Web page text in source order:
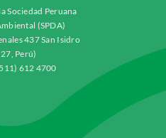
Sociedad Peruana
(SPDA)
437 San Isidro
Perú)
612 4700